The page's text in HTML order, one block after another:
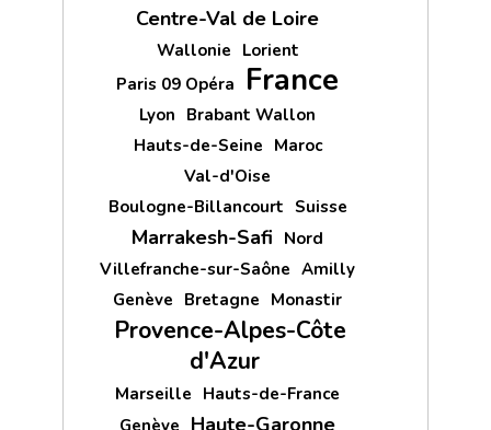
Centre-Val de Loire
Wallonie Lorient
Paris 09 Opéra
France
Lyon Brabant Wallon
Hauts-de-Seine Maroc
Val-d'Oise
Boulogne-Billancourt Suisse
Marrakesh-Safi Nord
Villefranche-sur-Saône Amilly
Genève Bretagne Monastir
Provence-Alpes-Côte
d'Azur
Marseille Hauts-de-France